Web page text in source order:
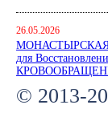
26.05.2026
МОНАСТЫРСКАЯ
для
© 2013-